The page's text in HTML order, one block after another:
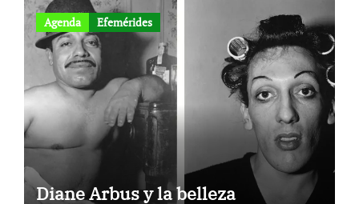
Agenda Efemérides
Diane Arbus y la belleza